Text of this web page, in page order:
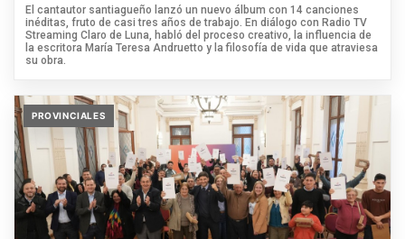
El cantautor santiagueño lanzó un nuevo álbum con 14 canciones
inéditas, fruto de casi tres años de trabajo. En diálogo con Radio TV
Streaming Claro de Luna, habló del proceso creativo, la influencia de
la escritora María Teresa Andruetto y la filosofía de vida que atraviesa
su obra.
PROVINCIALES